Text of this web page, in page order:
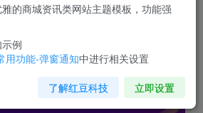
未登录！建议登陆后购买，可保存购买订单
难杂症，瞬间开悟，快速上手必学
的商城资讯类网站主题模板，功能强
例
用功能-弹窗通知中进行相关设置
了解红豆科技 立即设置